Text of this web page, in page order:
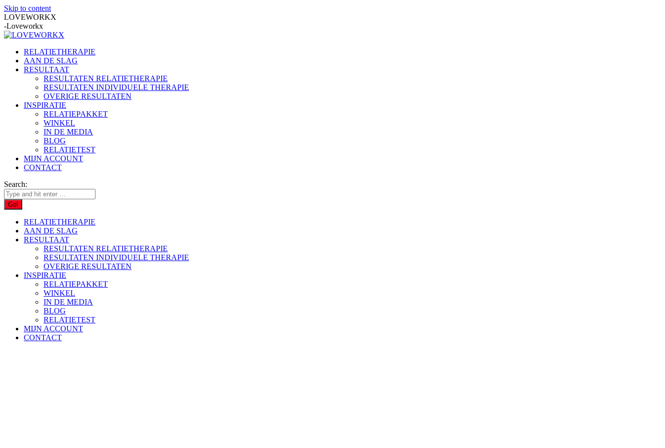
Skip to content
LOVEWORKX
-Loveworkx
RELATIETHERAPIE
AAN DE SLAG
RESULTAAT
RESULTATEN RELATIETHERAPIE
RESULTATEN INDIVIDUELE THERAPIE
OVERIGE RESULTATEN
INSPIRATIE
RELATIEPAKKET
WINKEL
IN DE MEDIA
BLOG
RELATIETEST
MIJN ACCOUNT
CONTACT
Search:
RELATIETHERAPIE
AAN DE SLAG
RESULTAAT
RESULTATEN RELATIETHERAPIE
RESULTATEN INDIVIDUELE THERAPIE
OVERIGE RESULTATEN
INSPIRATIE
RELATIEPAKKET
WINKEL
IN DE MEDIA
BLOG
RELATIETEST
MIJN ACCOUNT
CONTACT